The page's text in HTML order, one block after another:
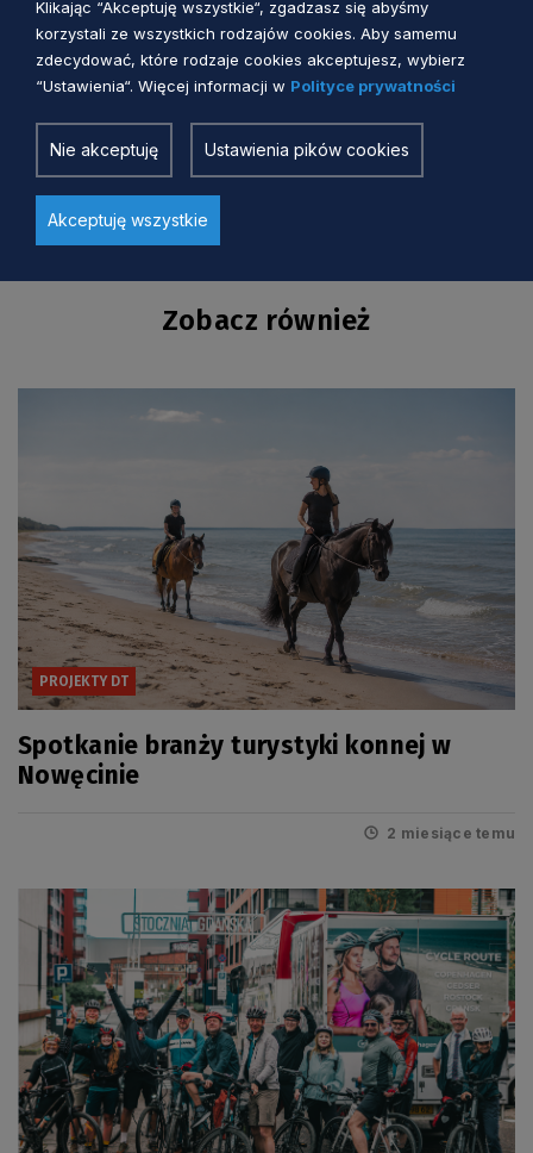
dostępnej, bezpiecznej i przyjaznej
naturze.
Zobacz również
PROJEKTY DT
Spotkanie branży turystyki konnej w
Nowęcinie
2 miesiące temu
Klikając “Akceptuję wszystkie“, zgadzasz się abyśmy
korzystali ze wszystkich rodzajów cookies. Aby samemu
zdecydować, które rodzaje cookies akceptujesz, wybierz
“Ustawienia“. Więcej informacji w Polityce prywatności
Nie akceptuję Ustawienia pików cookies
Akceptuję wszystkie